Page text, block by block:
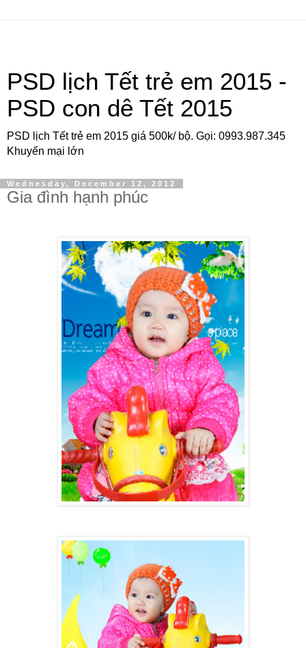
PSD lịch Tết trẻ em 2015 -
PSD con dê Tết 2015
PSD lịch Tết trẻ em 2015 giá 500k/ bộ. Gọi: 0993.987.345
Khuyến mại lớn
Wednesday, December 12, 2012
Gia đình hạnh phúc